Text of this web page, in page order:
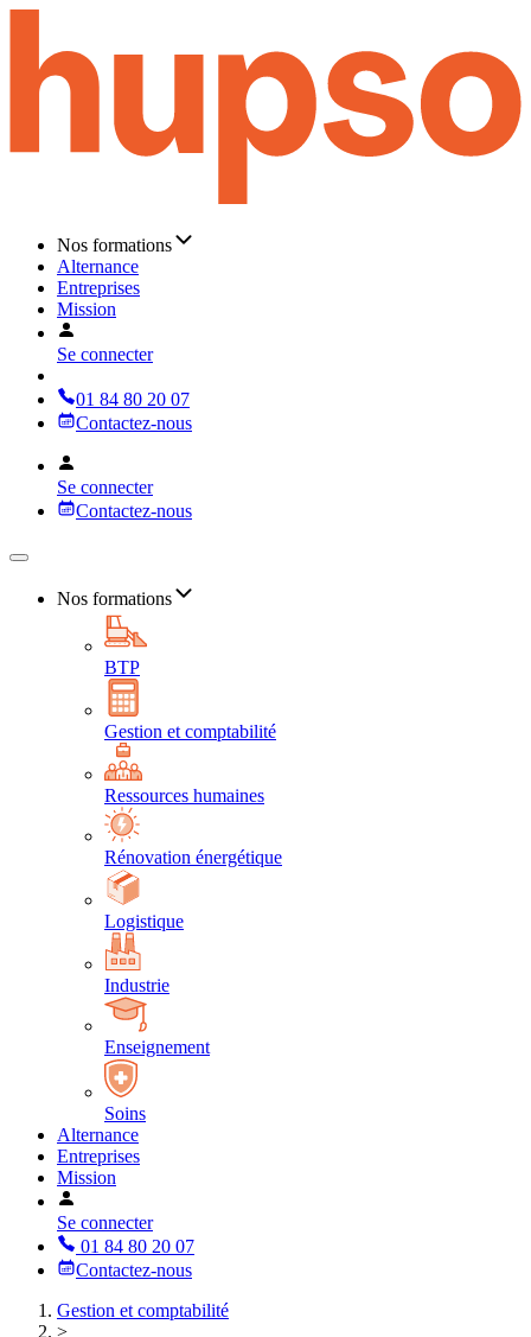
Nos formations
Alternance
Entreprises
Mission
Se connecter
01 84 80 20 07
Contactez-nous
Se connecter
Contactez-nous
Nos formations
BTP
Gestion et comptabilité
Ressources humaines
Rénovation énergétique
Logistique
Industrie
Enseignement
Soins
Alternance
Entreprises
Mission
Se connecter
01 84 80 20 07
Contactez-nous
Gestion et comptabilité
>